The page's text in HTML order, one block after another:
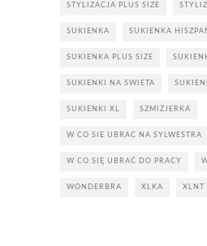
STYLIZACJA PLUS SIZE
SUKIENKA SUKIENKA
SUKIENKA PLUS SIZE
SUKIENKI NA SWIETA
SUKIENKI XL SZMIZJERKA
W CO SIE UBRAC NA SYLWESTRA
W CO SIĘ UBRAĆ DO PRACY
WONDERBRA XLKA XLNT